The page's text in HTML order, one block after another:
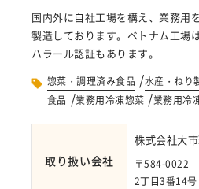
国内外に自社工場を構え、業務用
製造しております。ベトナム工場
ハラール認証もあります。
惣菜・調理済み食品 /水産・ねり
食品 /業務用冷凍惣菜 /業務用冷
取り扱い会社
株式会社大
〒584-0022
2丁目3番14号